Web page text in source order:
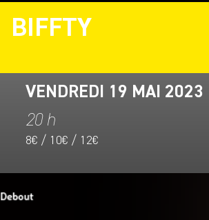
BIFFTY
VENDREDI 19 MAI 2023
20 h
8€ / 10€ / 12€